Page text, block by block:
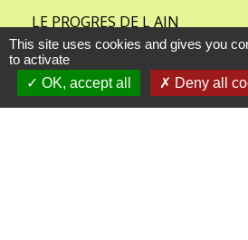
LE PROGRES DE L AIN
LA VOIX DE L AIN
COMMUNAUTE DE COMMUNE
This site uses cookies and gives you
to activate
OK, accept all
Deny all